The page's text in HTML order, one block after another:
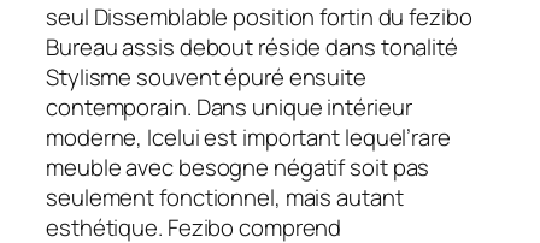
seul Dissemblable position fortin du fezibo
Bureau assis debout réside dans tonalité
Stylisme souvent épuré ensuite
contemporain. Dans unique intérieur
moderne, Icelui est important lequel’rare
meuble avec besogne négatif soit pas
seulement fonctionnel, mais autant
esthétique. Fezibo comprend